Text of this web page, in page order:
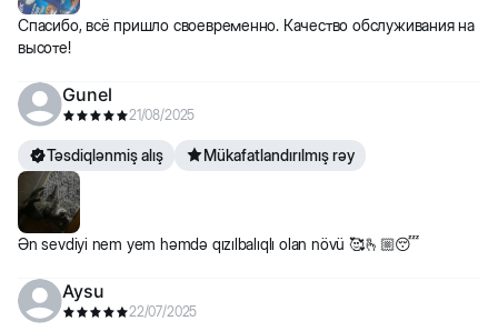
Спасибо, всё пришло своевременно. Качество обслуживания на
высоте!
Gunel
21/08/2025
Təsdiqlənmiş alış Mükafatlandırılmış rəy
Ən sevdiyi nem yem həmdə qızılbalıqlı olan növü 🥰🫰🏼😴
Aysu
22/07/2025